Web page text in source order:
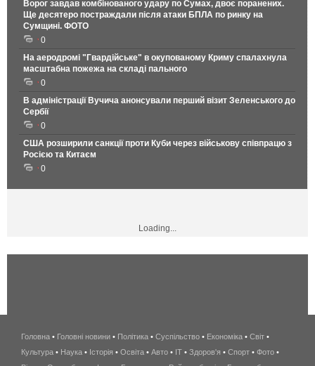
Ворог завдав комбінованого удару по Сумах, двоє поранених.
Ще десятеро постраждали після атаки БПЛА по ринку на
Сумщині. ФОТО
0
На аеродромі "Гвардійське" в окупованому Криму спалахнула
масштабна пожежа на складі пального
0
В адміністрації Вучича анонсували перший візит Зеленського до
Сербії
0
США розширили санкції проти Куби через військову співпрацю з
Росією та Китаєм
0
Loading...
беспроводной
интернет
Головна • Головні новини • Політика • Суспільство • Економіка • Світ •
Культура • Наука • Історія • Освіта • Авто • IT • Здоров'я • Спорт • Фото •